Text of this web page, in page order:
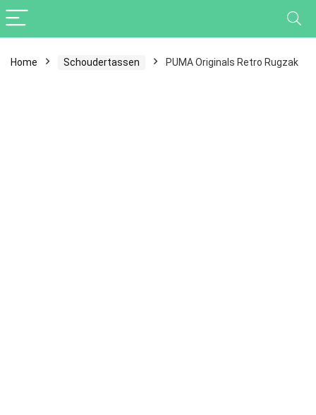
Home Schoudertassen PUMA Originals Retro Rugzak